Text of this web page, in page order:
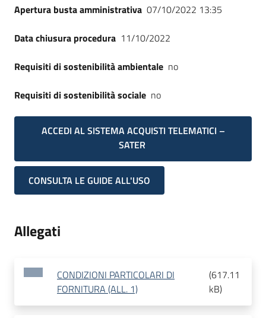
Apertura busta amministrativa 07/10/2022 13:35
Data chiusura procedura 11/10/2022
Requisiti di sostenibilità ambientale no
Requisiti di sostenibilità sociale no
ACCEDI AL SISTEMA ACQUISTI TELEMATICI –
SATER
CONSULTA LE GUIDE ALL'USO
Allegati
CONDIZIONI PARTICOLARI DI
FORNITURA (ALL. 1)
(617.11
kB)